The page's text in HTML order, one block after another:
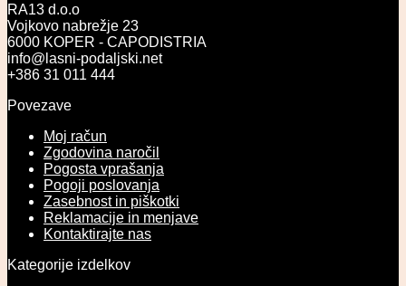
RA13 d.o.o
Vojkovo nabrežje 23
6000 KOPER - CAPODISTRIA
info@lasni-podaljski.net
+386 31 011 444
Povezave
Moj račun
Zgodovina naročil
Pogosta vprašanja
Pogoji poslovanja
Zasebnost in piškotki
Reklamacije in menjave
Kontaktirajte nas
Kategorije izdelkov